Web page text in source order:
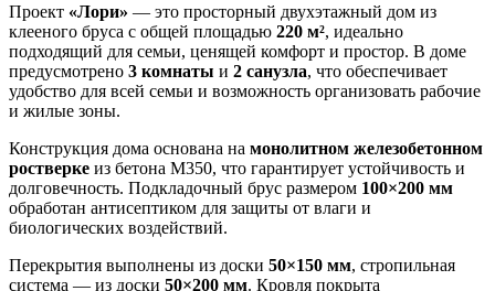
Проект «Лори» — это просторный двухэтажный дом из
клееного бруса с общей площадью 220 м², идеально
подходящий для семьи, ценящей комфорт и простор. В доме
предусмотрено 3 комнаты и 2 санузла, что обеспечивает
удобство для всей семьи и возможность организовать рабочие
и жилые зоны.
Конструкция дома основана на монолитном железобетонном
ростверке из бетона М350, что гарантирует устойчивость и
долговечность. Подкладочный брус размером 100×200 мм
обработан антисептиком для защиты от влаги и
биологических воздействий.
Перекрытия выполнены из доски 50×150 мм, стропильная
система — из доски 50×200 мм. Кровля покрыта